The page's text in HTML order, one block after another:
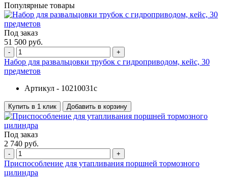
Популярные товары
Под заказ
51 500 руб.
- +
Набор для развальцовки трубок с гидроприводом, кейс, 30
предметов
Артикул - 10210031c
Купить в 1 клик Добавить в корзину
Под заказ
2 740 руб.
- +
Приспособление для утапливания поршней тормозного
цилиндра